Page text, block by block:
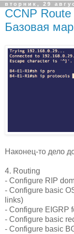
вторник, 29
CCNP
Базовая
Наконец-то дело
4. Routing
- Configure RIP
- Configure basic
links)
- Configure EIGRP
- Configure basic
- Configure basic